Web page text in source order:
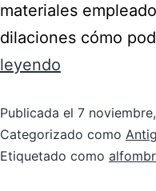
materiales
dilaciones cómo
leyendo
Publicada el 7
Categorizado como
Etiquetado como